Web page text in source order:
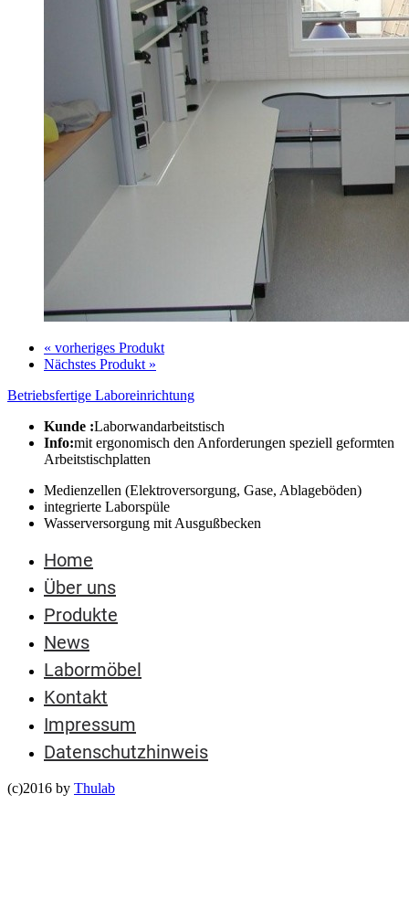
« vorheriges Produkt
Nächstes Produkt »
Betriebsfertige Laboreinrichtung
Kunde :Laborwandarbeitstisch
Info:mit ergonomisch den Anforderungen speziell geformten
Arbeitstischplatten
Medienzellen (Elektroversorgung, Gase, Ablageböden)
integrierte Laborspüle
Wasserversorgung mit Ausgußbecken
Home
Über uns
Produkte
News
Labormöbel
Kontakt
Impressum
Datenschutzhinweis
(c)2016 by Thulab